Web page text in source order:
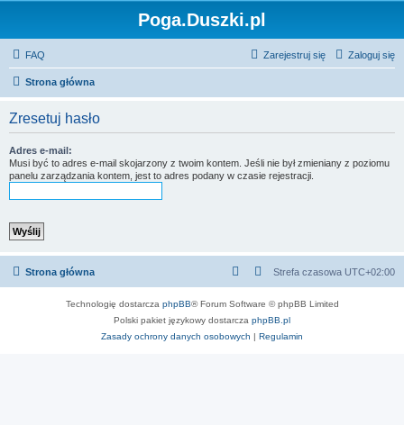
Poga.Duszki.pl
FAQ Zaloguj się
Zarejestruj się
Strona główna
Zresetuj hasło
Adres e-mail:
Musi być to adres e-mail skojarzony z twoim kontem. Jeśli nie był zmieniany z poziomu
panelu zarządzania kontem, jest to adres podany w czasie rejestracji.
Strona główna Strefa czasowa UTC+02:00
Technologię dostarcza phpBB® Forum Software © phpBB Limited
Polski pakiet językowy dostarcza phpBB.pl
Zasady ochrony danych osobowych | Regulamin